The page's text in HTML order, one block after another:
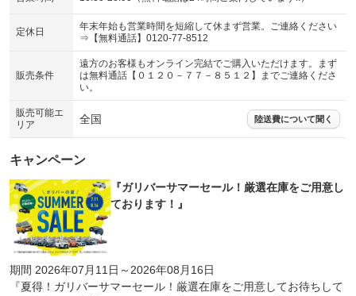
定休日
年末年始も営業時間を短縮して休まず営業。ご連絡ください
⇒【無料通話】0120-77-8512
販売条件
遠方のお客様もオンライン完結でご購入いただけます。まず
は無料通話【０１２０－７７－８５１２】までご連絡くださ
い。
販売可能エ
リア
全国 陸送費について聞く
キャンペーン
『ガリバーサマーセール！厳選在庫をご用意し
ております！』
期間 2026年07月11日～2026年08月16日
『夏得！ガリバーサマーセール！厳選在庫をご用意してお待ちして